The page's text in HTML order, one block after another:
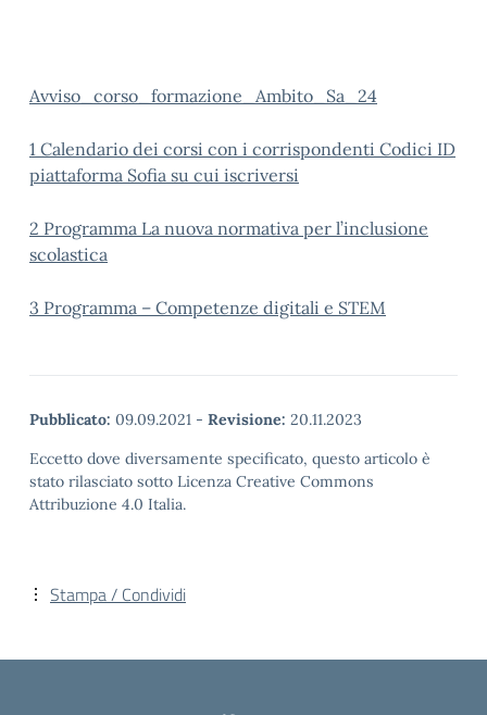
Avviso_corso_formazione_Ambito_Sa_24
1 Calendario dei corsi con i corrispondenti Codici ID
piattaforma Sofia su cui iscriversi
2 Programma La nuova normativa per l’inclusione
scolastica
3 Programma – Competenze digitali e STEM
Pubblicato: 09.09.2021 - Revisione: 20.11.2023
Eccetto dove diversamente specificato, questo articolo è
stato rilasciato sotto Licenza Creative Commons
Attribuzione 4.0 Italia.
Stampa / Condividi